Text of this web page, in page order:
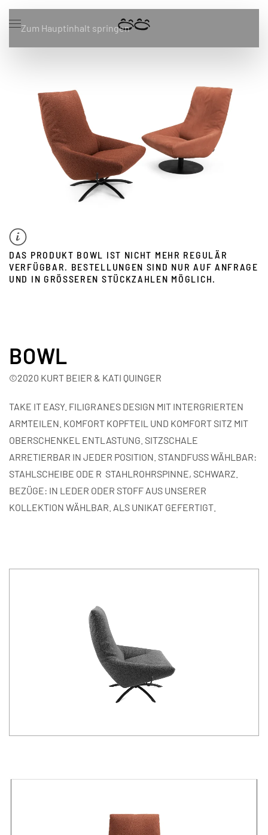
Zum Hauptinhalt springen
DAS PRODUKT BOWL IST NICHT MEHR REGULÄR
VERFÜGBAR. BESTELLUNGEN SIND NUR AUF ANFRAGE
UND IN GRÖSSEREN STÜCKZAHLEN MÖGLICH.
BOWL
©2020 KURT BEIER & KATI QUINGER
TAKE IT EASY. FILIGRANES DESIGN MIT INTERGRIERTEN
ARMTEILEN. KOMFORT KOPFTEIL UND KOMFORT SITZ MIT
OBERSCHENKEL ENTLASTUNG. SITZSCHALE
ARRETIERBAR IN JEDER POSITION. STANDFUSS WÄHLBAR:
STAHLSCHEIBE ODE R STAHLROHRSPINNE, SCHWARZ.
BEZÜGE: IN LEDER ODER STOFF AUS UNSERER
KOLLEKTION WÄHLBAR. ALS UNIKAT GEFERTIGT.